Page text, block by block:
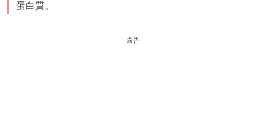
蛋白質。
廣告